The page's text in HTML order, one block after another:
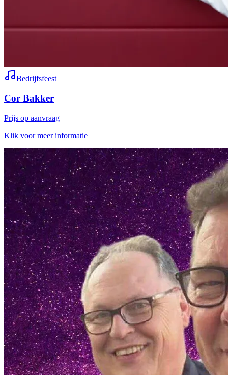
Bedrijfsfeest
Cor Bakker
Prijs op aanvraag
Klik voor meer informatie